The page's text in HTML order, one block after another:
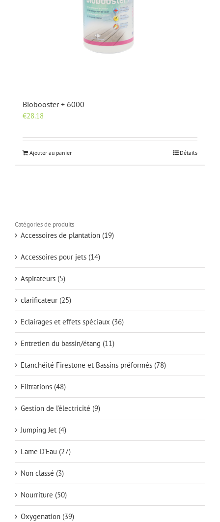
Biobooster + 6000
€28.18
Ajouter au panier Détails
Catégories de produits
Accessoires de plantation (19)
Accessoires pour jets (14)
Aspirateurs (5)
clarificateur (25)
Eclairages et effets spéciaux (36)
Entretien du bassin/étang (11)
Etanchéité Firestone et Bassins préformés (78)
Filtrations (48)
Gestion de l'électricité (9)
Jumping Jet (4)
Lame D'Eau (27)
Non classé (3)
Nourriture (50)
Oxygenation (39)